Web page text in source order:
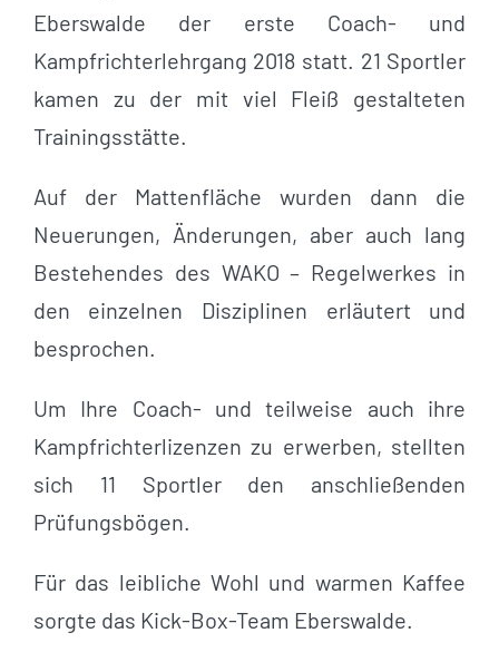
Eberswalde der erste Coach- und
Kampfrichterlehrgang 2018 statt. 21 Sportler
kamen zu der mit viel Fleiß gestalteten
Trainingsstätte.
Auf der Mattenfläche wurden dann die
Neuerungen, Änderungen, aber auch lang
Bestehendes des WAKO – Regelwerkes in
den einzelnen Disziplinen erläutert und
besprochen.
Um Ihre Coach- und teilweise auch ihre
Kampfrichterlizenzen zu erwerben, stellten
sich 11 Sportler den anschließenden
Prüfungsbögen.
Für das leibliche Wohl und warmen Kaffee
sorgte das Kick-Box-Team Eberswalde.